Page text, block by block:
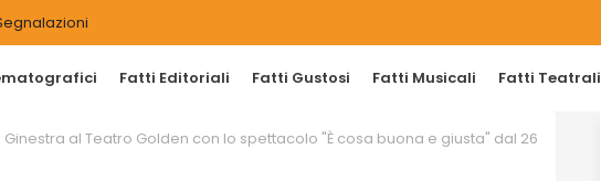
Fatti Editoriali Fatti Gustosi Fatti Musicali Fatti Teatrali
Ginestra al Teatro Golden con lo spettacolo "È cosa buona e giusta" dal 26